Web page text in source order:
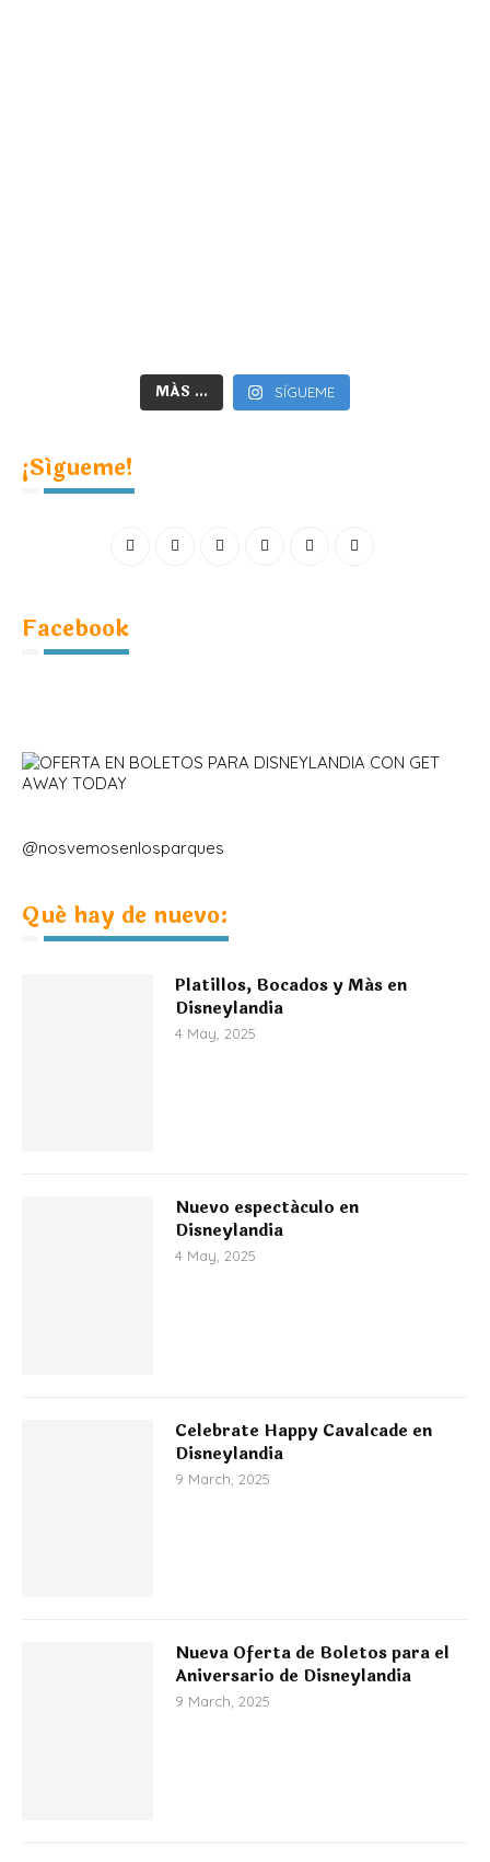
MÁS ... SÍGUEME
¡Sígueme!
Facebook
@nosvemosenlosparques
Qué hay de nuevo:
Platillos, Bocados y Más en
Disneylandia
4 May, 2025
Nuevo espectáculo en
Disneylandia
4 May, 2025
Celebrate Happy Cavalcade en
Disneylandia
9 March, 2025
Nueva Oferta de Boletos para el
Aniversario de Disneylandia
9 March, 2025